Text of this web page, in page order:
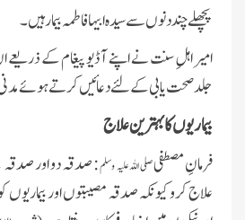
پچھلے چند دنوں سے سیدہ ابیہا فاطمہ بیمار ہیں۔
امیر اہلِ سنت نے اپنے آڈیو پیغام کے
جلد صحت یابی کے لئے دعائیں کرتے ہوئے
بیماریوں کا بہترین علاج
فرمانِ مصطفیصلی اللہ علیہ وسلم: صدقہ دو اور
علاج کرو کیونکہ صدقہ مصیبتوں اور بیماریوں